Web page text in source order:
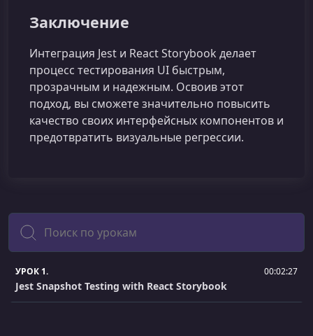
Заключение
Интеграция Jest и React Storybook делает
процесс тестирования UI быстрым,
прозрачным и надежным. Освоив этот
подход, вы сможете значительно повысить
качество своих интерфейсных компонентов и
предотвратить визуальные регрессии.
Поиск
УРОК 1. 00:02:27
Jest Snapshot Testing with React Storybook